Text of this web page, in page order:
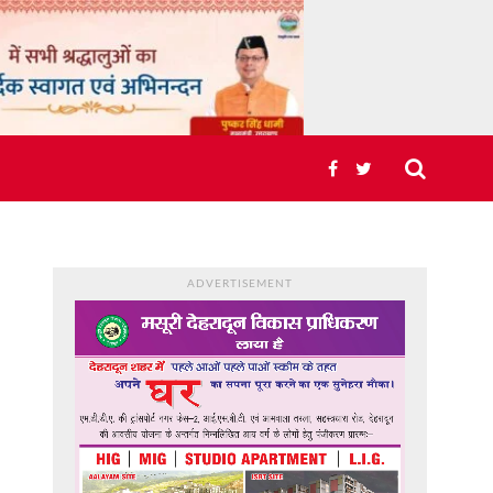
ADVERTISEMENT